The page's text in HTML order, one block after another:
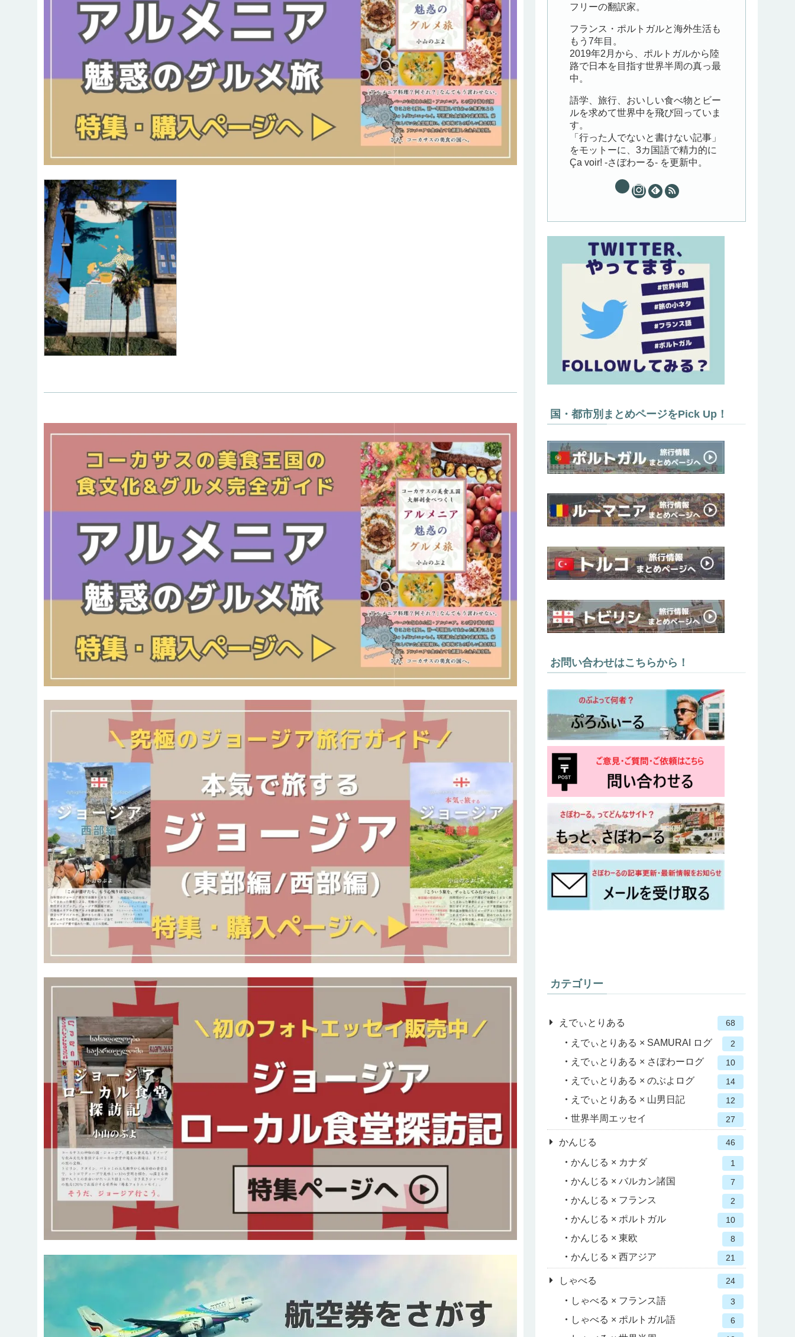
フリーの翻訳家。
フランス・ポルトガルと海外生活も
もう7年目。
2019年2月から、ポルトガルから陸
路で日本を目指す世界半周の真っ最
中。
語学、旅行、おいしい食べ物とビー
ルを求めて世界中を飛び回っていま
す。
「行った人でないと書けない記事」
をモットーに、3カ国語で精力的に
Ça voir! -さぼわーる- を更新中。
国・都市別まとめページをPick Up！
お問い合わせはこちらから！
カテゴリー
えでぃとりある 68
えでぃとりある × SAMURAI ログ 2
えでぃとりある × さぼわーログ 10
えでぃとりある × のぶよログ 14
えでぃとりある × 山男日記 12
世界半周エッセイ 27
かんじる 46
かんじる × カナダ 1
かんじる × バルカン諸国 7
かんじる × フランス 2
かんじる × ポルトガル 10
かんじる × 東欧 8
かんじる × 西アジア 21
しゃべる 24
しゃべる × フランス語 3
しゃべる × ポルトガル語 6